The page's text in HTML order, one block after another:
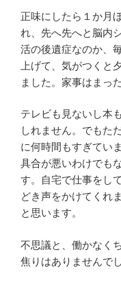
正味にしたら１か月
れ、先へ先へと脳内
活の後遺症なのか、
上げて、気がつくと
ました。家事はまっ
テレビも見ないし本
しれません。でもた
に何時間もすぎてい
具合が悪いわけでも
す。自宅で仕事をし
どき声をかけてくれ
と思います。
不思議と、働かなく
焦りはありませんでし